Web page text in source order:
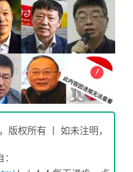
版权所有 丨 如未注明，